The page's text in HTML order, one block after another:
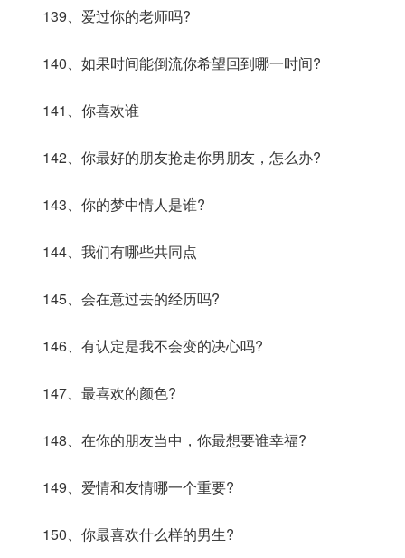
139、爱过你的老师吗?
140、如果时间能倒流你希望回到哪一时间?
141、你喜欢谁
142、你最好的朋友抢走你男朋友，怎么办?
143、你的梦中情人是谁?
144、我们有哪些共同点
145、会在意过去的经历吗?
146、有认定是我不会变的决心吗?
147、最喜欢的颜色?
148、在你的朋友当中，你最想要谁幸福?
149、爱情和友情哪一个重要?
150、你最喜欢什么样的男生?